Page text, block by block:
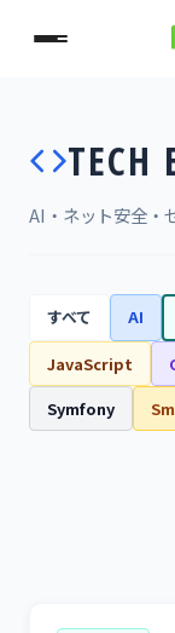
TECH
AI・ネット安全・
すべて AI
JavaScript
Symfony